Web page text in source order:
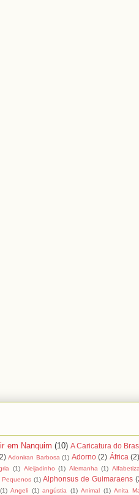
em Nanquim (10) A Caricatura do
Adoniran Barbosa (1) Adorno (2) África (2)
(1) Aleijadinho (1) Alemanha (1)
(1) Alphonsus de Guimaraens
(1) Angeli (1) angústia (1) Animal (1) Anita